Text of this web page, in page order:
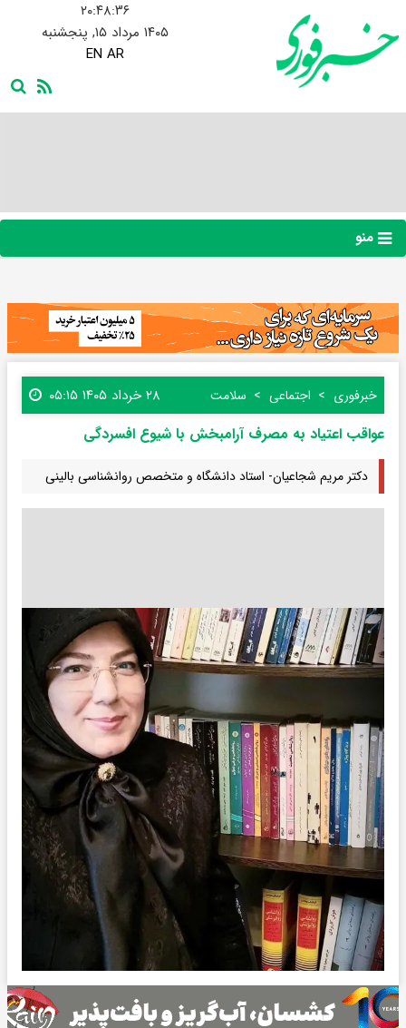
۲۰:۴۸:۳۷
۱۴۰۵ مرداد ۱۵, پنجشنبه
EN AR
منو
خبرفوری اجتماعی سلامت ۲۸ خرداد ۱۴۰۵ ۰۵:۱۵
عواقب اعتیاد به مصرف آرامبخش با شیوع افسردگی
دکتر مریم شجاعیان- استاد دانشگاه و متخصص روانشناسی بالینی